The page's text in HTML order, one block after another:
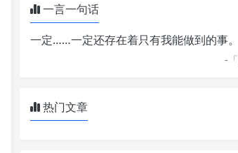
一言一句话
一定……一定还存在着只有我能做到的事。
-「
热门文章